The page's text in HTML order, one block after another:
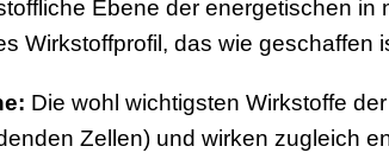
Ebene der energetischen
Wirkstoffprofil, das wie
Die wohl wichtigsten Wirkstoffe
Zellen) und wirken zugleich